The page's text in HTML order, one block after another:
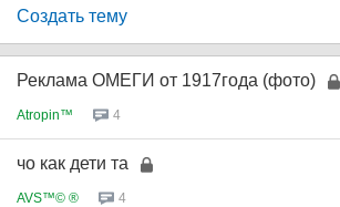
Создать тему
Реклама ОМЕГИ от 1917года (фото)
Atropin™ 4
чо как дети та
AVS™© ® 4